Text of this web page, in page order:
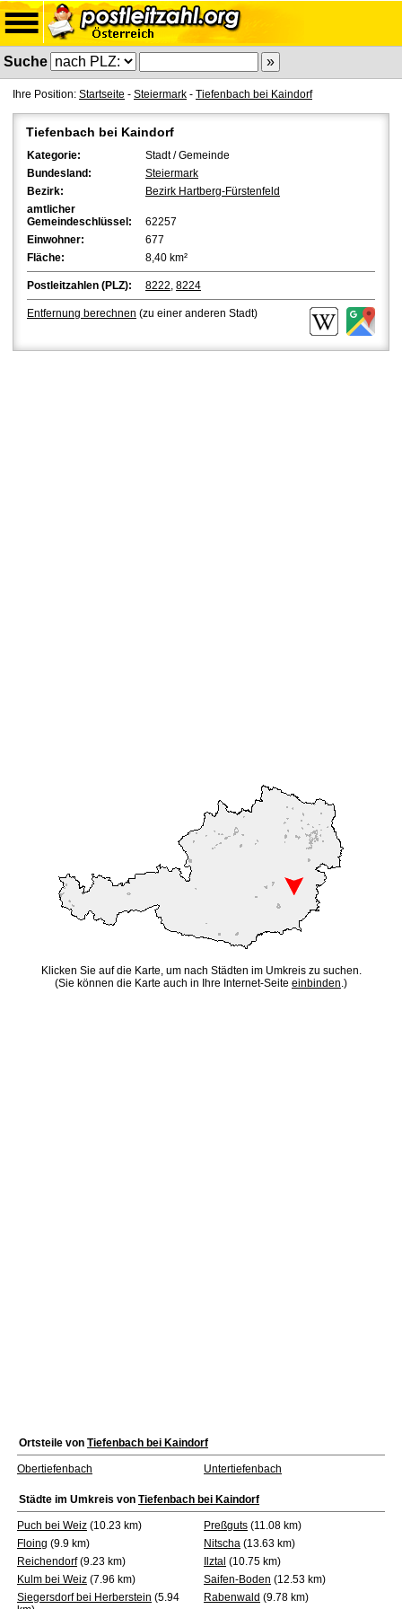
Suche
Ihre Position: Startseite - Steiermark - Tiefenbach bei Kaindorf
Tiefenbach bei Kaindorf
Kategorie:
Stadt / Gemeinde
Bundesland:
Steiermark
Bezirk:
Bezirk Hartberg-Fürstenfeld
amtlicher
Gemeindeschlüssel:
62257
Einwohner:
677
Fläche:
8,40 km²
Postleitzahlen (PLZ): 8222, 8224
Entfernung berechnen (zu einer anderen Stadt)
Klicken Sie auf die Karte, um nach Städten im Umkreis zu suchen.
(Sie können die Karte auch in Ihre Internet-Seite einbinden.)
Ortsteile von Tiefenbach bei Kaindorf
Obertiefenbach Untertiefenbach
Städte im Umkreis von Tiefenbach bei Kaindorf
Puch bei Weiz (10.23 km) Preßguts (11.08 km)
Floing (9.9 km) Nitscha (13.63 km)
Reichendorf(9.23 km) Ilztal (10.75 km)
Kulm bei Weiz (7.96 km) Saifen-Boden (12.53 km)
Siegersdorf bei Herberstein (5.94
Rabenwald (9.78 km)